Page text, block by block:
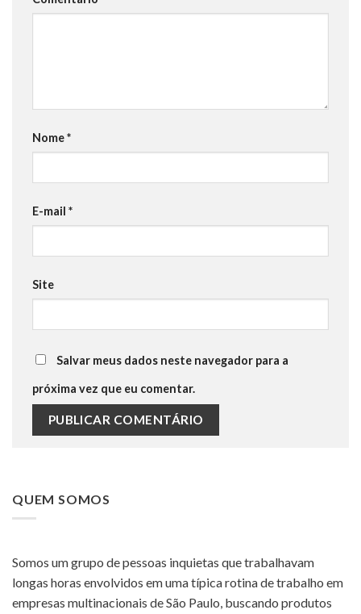
Nome*
E-mail *
Site
Salvar meus dados neste navegador para a
próxima vez que eu comentar.
QUEM SOMOS
Somos um grupo de pessoas inquietas que trabalhavam
longas horas envolvidos em uma típica rotina de trabalho em
empresas multinacionais de São Paulo, buscando produtos